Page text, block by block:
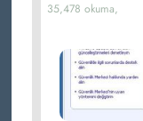
35,478 okuma,